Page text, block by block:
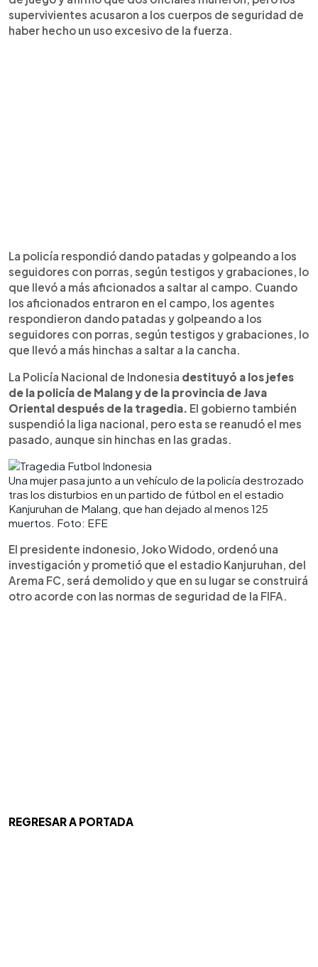
supervivientes acusaron a los cuerpos de seguridad de
haber hecho un uso excesivo de la fuerza.
La policía respondió dando patadas y golpeando a los
seguidores con porras, según testigos y grabaciones, lo
que llevó a más aficionados a saltar al campo. Cuando
los aficionados entraron en el campo, los agentes
respondieron dando patadas y golpeando a los
seguidores con porras, según testigos y grabaciones, lo
que llevó a más hinchas a saltar a la cancha.
La Policía Nacional de Indonesia destituyó a los jefes
de la policía de Malang y de la provincia de Java
Oriental después de la tragedia. El gobierno también
suspendió la liga nacional, pero esta se reanudó el mes
pasado, aunque sin hinchas en las gradas.
Una mujer pasa junto a un vehículo de la policía destrozado
tras los disturbios en un partido de fútbol en el estadio
Kanjuruhan de Malang, que han dejado al menos 125
muertos. Foto: EFE
El presidente indonesio, Joko Widodo, ordenó una
investigación y prometió que el estadio Kanjuruhan, del
Arema FC, será demolido y que en su lugar se construirá
otro acorde con las normas de seguridad de la FIFA.
REGRESAR A PORTADA